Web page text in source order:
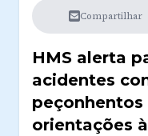
Compartilhar
HMS alerta
acidentes
peçonhentos
orientações